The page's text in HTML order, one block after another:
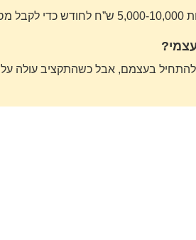
על 20,000 ש”ח לחודש, בדרך כלל כדאי לשקול עבודה עם מקצועים.